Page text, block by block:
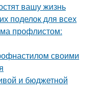
вашу жизнь
поделок для всех
профлистом:
своими
и бюджетной